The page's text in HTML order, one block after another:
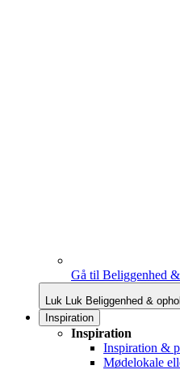
Gå til Beliggenhed
Luk Luk Beliggenhed &
Inspiration
Inspiration
Inspiration &
Mødelokale